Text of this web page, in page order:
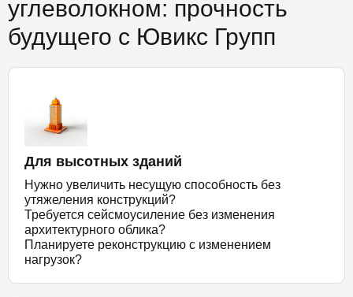
углеволокном: прочность
будущего с Ювикс Групп
Для высотных зданий
Нужно увеличить несущую способность без
утяжеления конструкций?
Требуется сейсмоусиление без изменения
архитектурного облика?
Планируете реконструкцию с изменением
нагрузок?